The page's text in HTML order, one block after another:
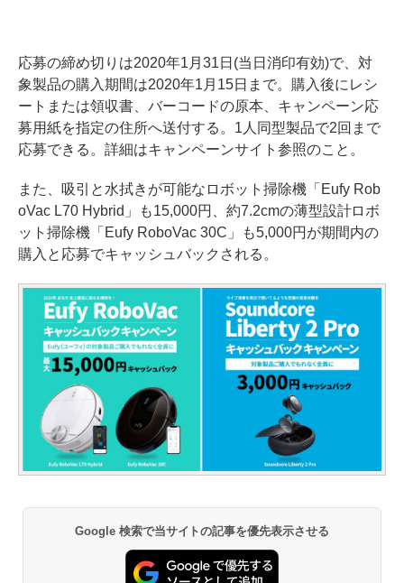
応募の締め切りは2020年1月31日(当日消印有効)で、対
象製品の購入期間は2020年1月15日まで。購入後にレシ
ートまたは領収書、バーコードの原本、キャンペーン応
募用紙を指定の住所へ送付する。1人同型製品で2回まで
応募できる。詳細はキャンペーンサイト参照のこと。
また、吸引と水拭きが可能なロボット掃除機「Eufy Rob
oVac L70 Hybrid」も15,000円、約7.2cmの薄型設計ロボ
ット掃除機「Eufy RoboVac 30C」も5,000円が期間内の
購入と応募でキャッシュバックされる。
Google 検索で当サイトの記事を優先表示させる